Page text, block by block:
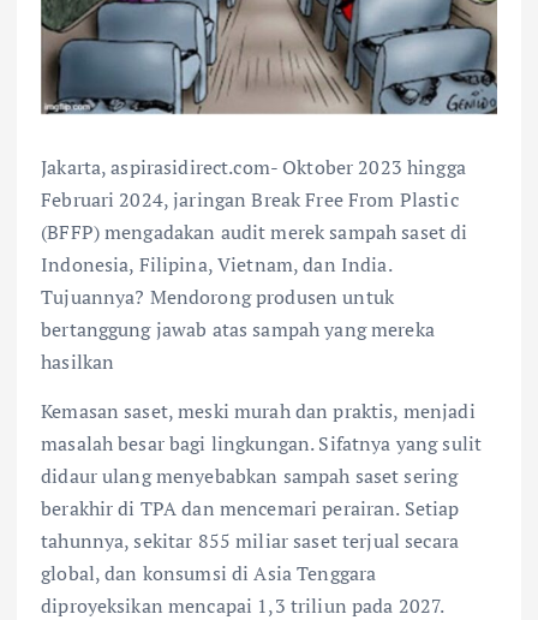
Jakarta, aspirasidirect.com- Oktober 2023 hingga
Februari 2024, jaringan Break Free From Plastic
(BFFP) mengadakan audit merek sampah saset di
Indonesia, Filipina, Vietnam, dan India.
Tujuannya? Mendorong produsen untuk
bertanggung jawab atas sampah yang mereka
hasilkan
Kemasan saset, meski murah dan praktis, menjadi
masalah besar bagi lingkungan. Sifatnya yang sulit
didaur ulang menyebabkan sampah saset sering
berakhir di TPA dan mencemari perairan. Setiap
tahunnya, sekitar 855 miliar saset terjual secara
global, dan konsumsi di Asia Tenggara
diproyeksikan mencapai 1,3 triliun pada 2027.